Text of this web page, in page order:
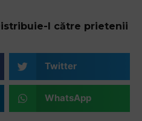
l către prietenii
Twitter
WhatsApp